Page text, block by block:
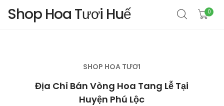
Shop Hoa Tươi Huế 0
SHOP HOA TƯƠI
Địa Chỉ Bán Vòng Hoa Tang Lễ Tại
Huyện Phú Lộc